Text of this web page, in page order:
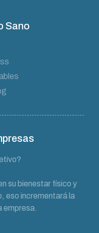
Sano
su bienestar físico y
eso incrementará la
empresa.